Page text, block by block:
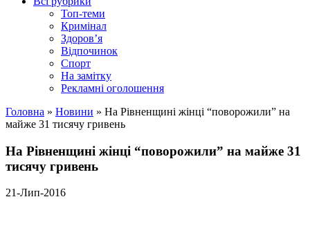
Топ-теми
Кримінал
Здоров’я
Відпочинок
Спорт
На замітку
Рекламні оголошення
Головна » Новини » На Рівненщині жінці “поворожили” на
майже 31 тисячу гривень
На Рівненщині жінці “поворожили” на майже 31
тисячу гривень
21-Лип-2016